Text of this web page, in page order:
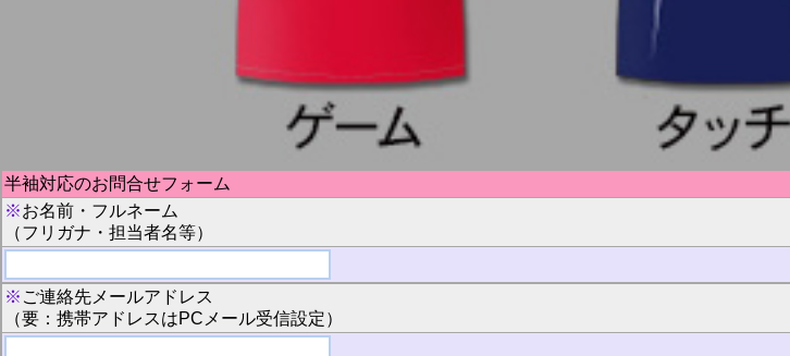
半袖対応のお問合せフォーム
※お名前・フルネーム
（フリガナ・担当者名等）
※ ご連絡先メールアドレス
（要：携帯アドレスはPCメール受信設定）